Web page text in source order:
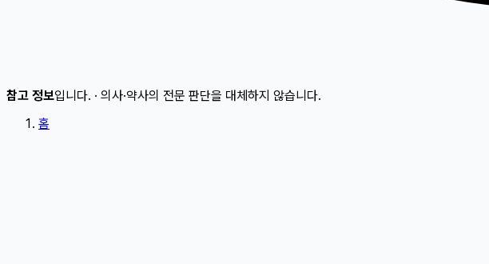
참고 정보입니다. · 의사·약사의 전문 판단을 대체하지 않습니다.
홈